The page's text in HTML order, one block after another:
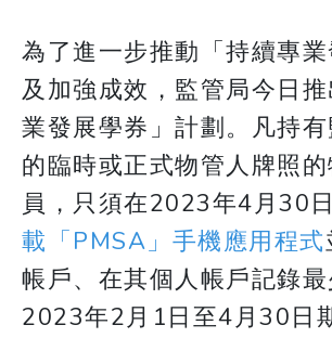
為了進一步推動「持續專業
及加強成效，監管局今日
業發展學券」計劃。凡持
的臨時或正式物管人牌照
員，只須在2023年4月30
載「PMSA」手機應用程式
帳戶、在其個人帳戶記錄
2023年2月1日至4月30日